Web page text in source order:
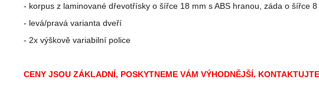
- korpus z laminované dřevotřísky o šířce 18 mm s ABS hranou, záda o šířce
- levá/pravá varianta dveří
- 2x výškově variabilní police
CENY JSOU ZÁKLADNÍ, POSKYTNEME VÁM VÝHODNĚJŠÍ.